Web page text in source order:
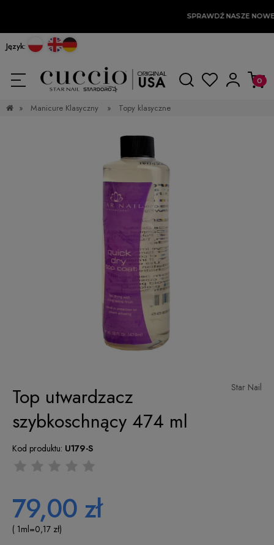
SPRAWDŹ NASZE
Język:
» Manicure Klasyczny » Topy klasyczne
Star Nail
Top utwardzacz
szybkoschnący 474 ml
Kod produktu: U179-S
79,00 zł
( 1ml=0,17 zł)